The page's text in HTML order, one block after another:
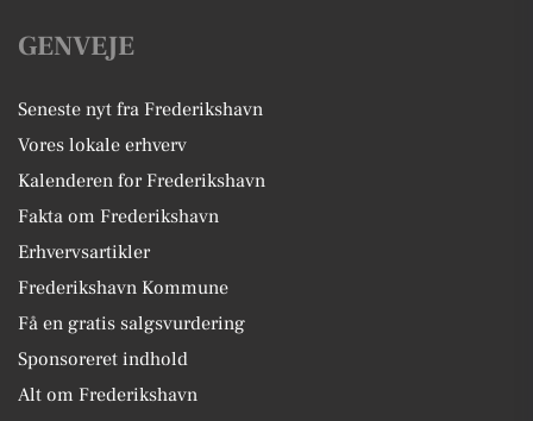
GENVEJE
Seneste nyt fra Frederikshavn
Vores lokale erhverv
Kalenderen for Frederikshavn
Fakta om Frederikshavn
Erhvervsartikler
Frederikshavn Kommune
Få en gratis salgsvurdering
Sponsoreret indhold
Alt om Frederikshavn